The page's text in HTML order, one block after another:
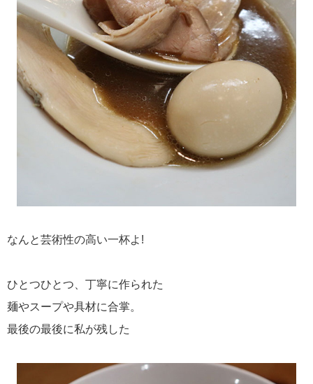
なんと芸術性の高い一杯よ!
ひとつひとつ、丁寧に作られた
麺やスープや具材に合掌。
最後の最後に私が残した